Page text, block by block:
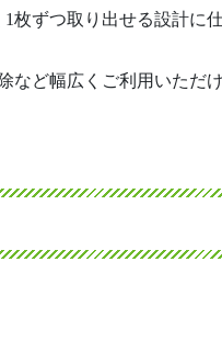
ずつ取り出せる設計に仕
ど幅広くご利用いただけ